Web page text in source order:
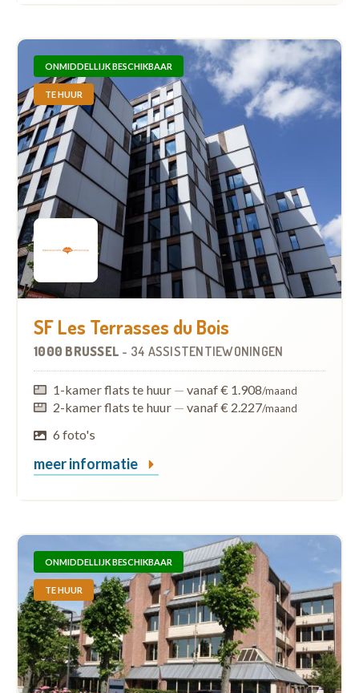
ONMIDDELLIJK BESCHIKBAAR
TE HUUR
SF Les Terrasses du Bois
1000 BRUSSEL - 34 ASSISTENTIEWONINGEN
1-kamer flats te huur — vanaf € 1.908/maand
2-kamer flats te huur — vanaf € 2.227/maand
6 foto's
meer informatie
ONMIDDELLIJK BESCHIKBAAR
TE HUUR